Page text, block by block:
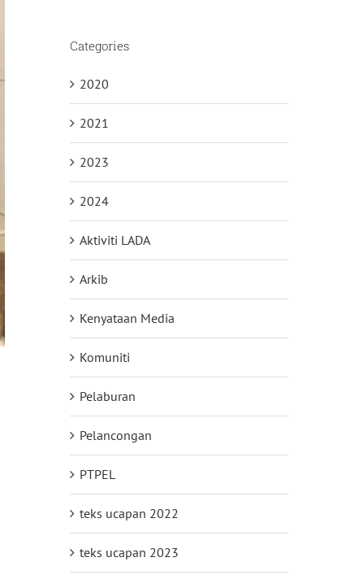
Categories
2020
2021
2023
2024
Aktiviti LADA
Arkib
Kenyataan Media
Komuniti
Pelaburan
Pelancongan
PTPEL
teks ucapan 2022
teks ucapan 2023